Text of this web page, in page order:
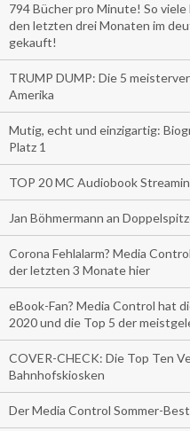
794 Bücher pro Minute! So
den letzten drei Monaten im
gekauft!
TRUMP DUMP: Die 5
Amerika
Mutig, echt und einzigartig:
Platz 1
TOP 20 MC Audiobook
Jan Böhmermann an
Corona Fehlalarm? Media
der letzten 3 Monate hier
eBook-Fan? Media Control hat
2020 und die Top 5 der
COVER-CHECK: Die Top Ten
Bahnhofskiosken
Der Media Control Sommer-